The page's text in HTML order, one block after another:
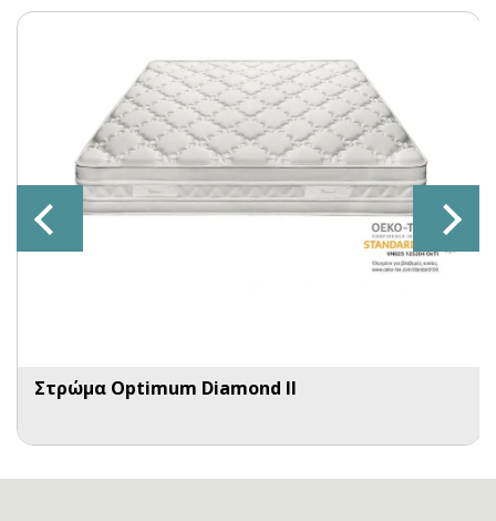
Στρώμα Optimum Diamond II